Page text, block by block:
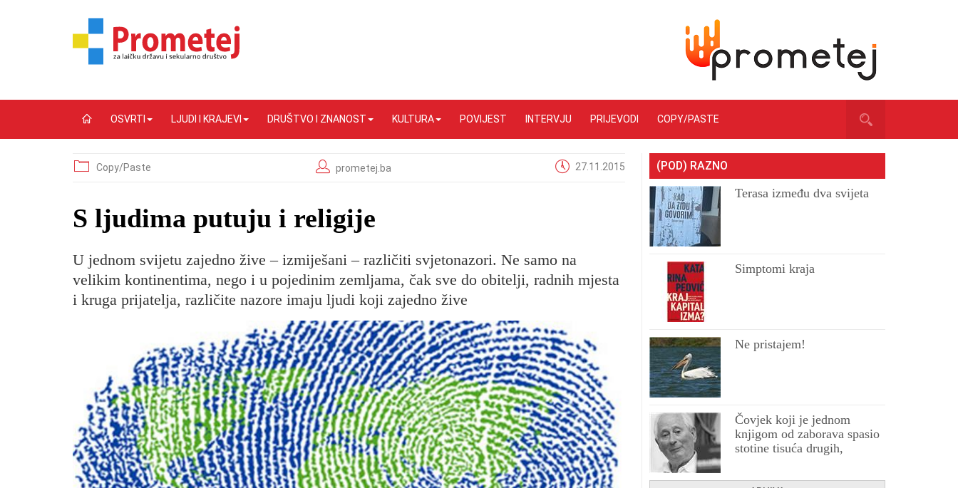
OSVRTI LJUDI I KRAJEVI DRUŠTVO I ZNANOST KULTURA POVIJEST INTERVJU PRIJEVODI COPY/PASTE
Copy/Paste prometej.ba 27.11.2015
​S ljudima putuju i religije
U jednom svijetu zajedno žive – izmiješani – različiti svjetonazori. Ne samo na
velikim kontinentima, nego i u pojedinim zemljama, čak sve do obitelji, radnih mjesta
i kruga prijatelja, različite nazore imaju ljudi koji zajedno žive
(POD) RAZNO
Terasa između dva svijeta
Simptomi kraja
Ne pristajem!
Čovjek koji je jednom
knjigom od zaborava spasio
stotine tisuća drugih,